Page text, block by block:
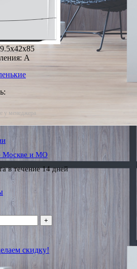
A
у менеджера
Москве и МО
в течение 14 дней
+
скидку!